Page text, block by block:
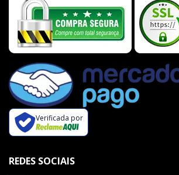
Verificada por
REDES SOCIAIS